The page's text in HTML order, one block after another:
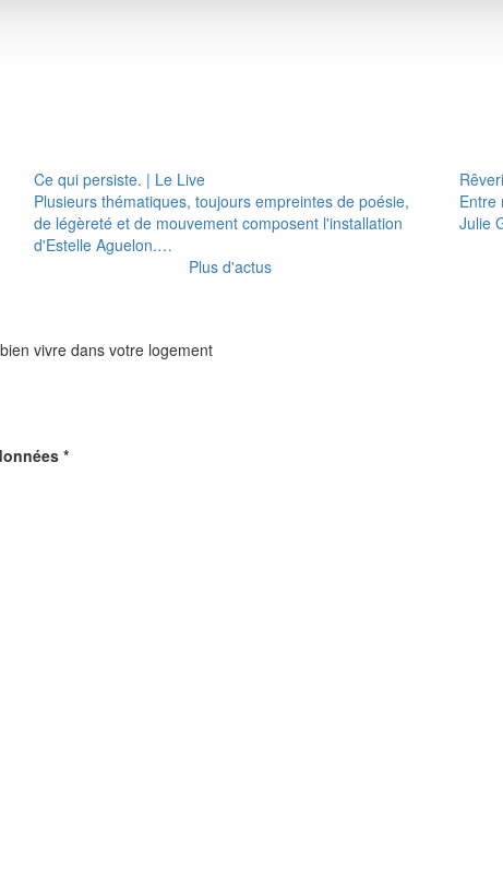
Ce qui persiste. | Le Live
Plusieurs thématiques, toujours empreintes de poésie,
de légèreté et de mouvement composent l'installation
d'Estelle Aguelon.…
Entre
Julie
Plus d'actus
vivre dans votre logement
*